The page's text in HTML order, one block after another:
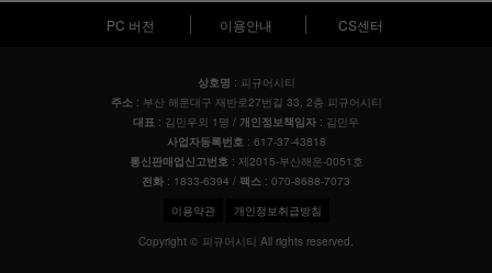
PC 버전 이용안내 CS센터
상호명 : 피규어시티
주소: 부산 해운대구 재반로27번길 33, 2층 피규어시티
대표 : 김민우외 1명 / 개인정보책임자 : 김민우
사업자등록번호 : 617-37-43818
통신판매업신고번호 : 제2015-부산해운-0051호
전화 : 1833-6394 / 팩스 : 070-8688-7073
이용약관 개인정보취급방침
Copyright © 피규어시티 All rights reserved.